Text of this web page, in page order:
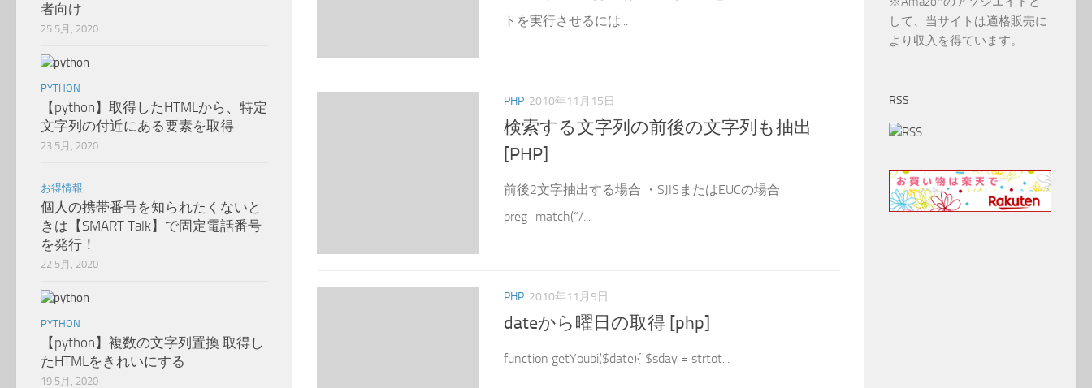
トを実行させるには...
PHP 2010年11月15日
検索する文字列の前後の文字列も抽出
[PHP]
前後2文字抽出する場合 ・SJISまたはEUCの場合
preg_match(“/...
PHP 2010年11月9日
dateから曜日の取得 [php]
function getYoubi($date){ $sday = strtot...
者向け
25 5月, 2020
PYTHON
【python】取得したHTMLから、特定
文字列の付近にある要素を取得
23 5月, 2020
お得情報
個人の携帯番号を知られたくないと
きは【SMART Talk】で固定電話番号
を発行！
22 5月, 2020
PYTHON
【python】複数の文字列置換 取得し
たHTMLをきれいにする
19 5月, 2020
して、当サイトは適格販売に
より収入を得ています。
RSS